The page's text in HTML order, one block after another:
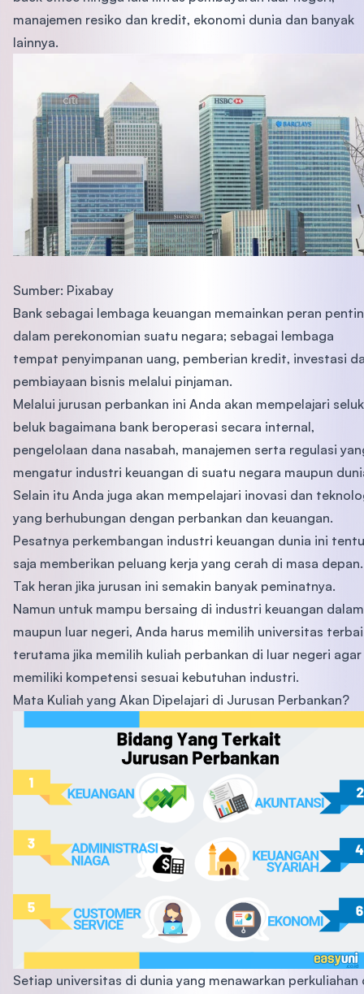
manajemen resiko dan kredit, ekonomi dunia dan banyak
lainnya.
Sumber: Pixabay
Bank sebagai lembaga keuangan memainkan peran
dalam perekonomian suatu negara; sebagai lembaga
tempat penyimpanan uang, pemberian kredit, investasi
pembiayaan bisnis melalui pinjaman.
Melalui jurusan perbankan ini Anda akan mempelajari seluk
beluk bagaimana bank beroperasi secara internal,
pengelolaan dana nasabah, manajemen serta regulasi
mengatur industri keuangan di suatu negara maupun
Selain itu Anda juga akan mempelajari inovasi dan
yang berhubungan dengan perbankan dan keuangan.
Pesatnya perkembangan industri keuangan dunia ini tentu
saja memberikan peluang kerja yang cerah di masa depan.
Tak heran jika jurusan ini semakin banyak peminatnya.
Namun untuk mampu bersaing di industri keuangan dalam
maupun luar negeri, Anda harus memilih universitas
terutama jika memilih kuliah perbankan di luar negeri agar
memiliki kompetensi sesuai kebutuhan industri.
Mata Kuliah yang Akan Dipelajari di Jurusan Perbankan?
Setiap universitas di dunia yang menawarkan perkuliahan